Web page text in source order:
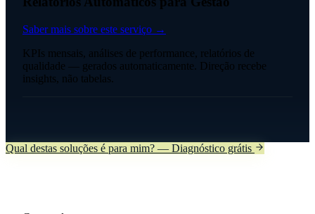
Saber mais sobre este serviço →
KPIs mensais, análises de performance, relatórios de
qualidade — gerados automaticamente. Direção recebe
insights, não tabelas.
Qual destas soluções é para mim? — Diagnóstico grátis